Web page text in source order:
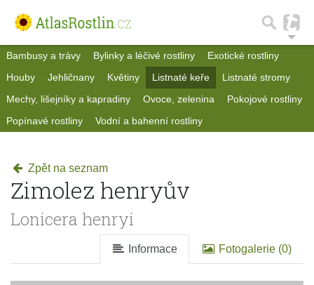
Bambusy a trávy Bylinky a léčivé rostliny
Exotické rostliny
Houby
Jehličnany Květiny Listnaté keře
Listnaté stromy
Mechy, lišejníky a kapradiny
Ovoce, zelenina
Pokojové rostliny
Popínavé rostliny
Vodní a bahenní rostliny
Zpět na seznam
Zimolez henryův
Lonicera henryi
Informace Fotogalerie (0)